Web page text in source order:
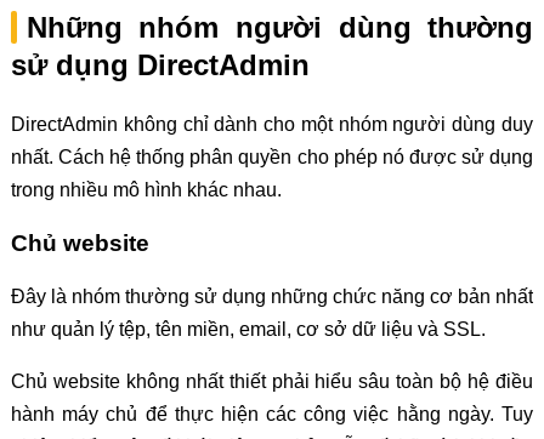
Những nhóm người dùng thường
sử dụng DirectAdmin
DirectAdmin không chỉ dành cho một nhóm người dùng duy
nhất. Cách hệ thống phân quyền cho phép nó được sử dụng
trong nhiều mô hình khác nhau.
Chủ website
Đây là nhóm thường sử dụng những chức năng cơ bản nhất
như quản lý tệp, tên miền, email, cơ sở dữ liệu và SSL.
Chủ website không nhất thiết phải hiểu sâu toàn bộ hệ điều
hành máy chủ để thực hiện các công việc hằng ngày. Tuy